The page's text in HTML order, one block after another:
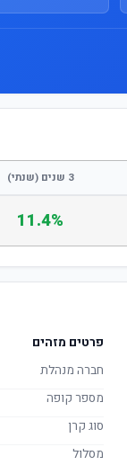
3 שנים (שנתי)
11.4%
פרטים מזהים
חברה מנהלת
מספר קופה
סוג קרן
מסלול